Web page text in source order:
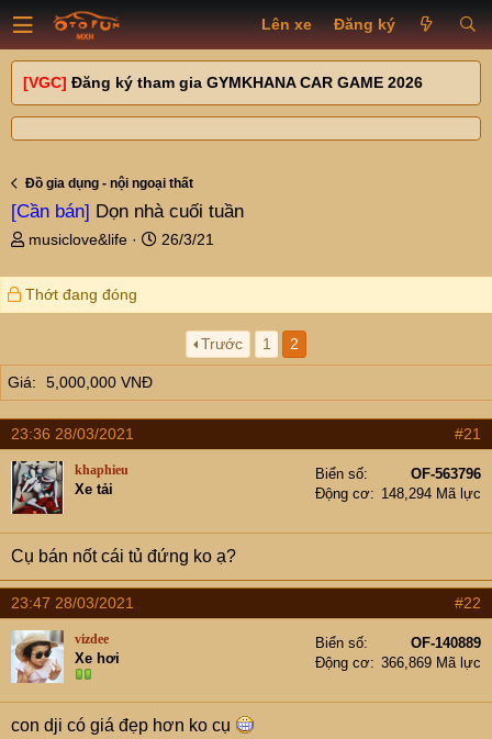
Lên xe Đăng ký
[VGC] Đăng ký tham gia GYMKHANA CAR GAME 2026
Đồ gia dụng - nội ngoại thất
[Cần bán] Dọn nhà cuối tuần
T
r
e
s
t
a
t
e
r
musiclove&life
N
à
i
26/3/21
Thớt đang đóng
Trước 1 2
Giá 5,000,000 VNĐ
23:36 28/03/2021 #21
khaphieu
Xe tải
Biển số
OF-563796
Động cơ
148,294 Mã lực
Cụ bán nốt cái tủ đứng ko ạ?
23:47 28/03/2021 #22
vizdee
Xe hơi
Biển số
OF-140889
Động cơ
366,869 Mã lực
con dji có giá đẹp hơn ko cụ